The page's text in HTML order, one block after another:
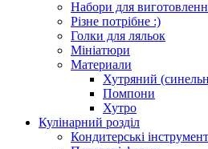
Набори для
Різне потрібне :)
Голки для ляльок
Мініатюри
Материали
Хутряний
Помпони
Хутро
Кулінарний розділ
Кондитерські